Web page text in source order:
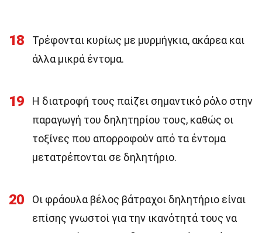
18
Τρέφονται κυρίως με μυρμήγκια, ακάρεα και
άλλα μικρά έντομα.
19
Η διατροφή τους παίζει σημαντικό ρόλο στην
παραγωγή του δηλητηρίου τους, καθώς οι
τοξίνες που απορροφούν από τα έντομα
μετατρέπονται σε δηλητήριο.
20
Οι φράουλα βέλος βάτραχοι δηλητήριο είναι
επίσης γνωστοί για την ικανότητά τους να